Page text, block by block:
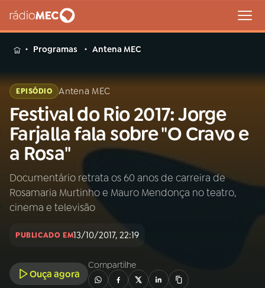
MENU
Buscar
na
Rádio
MEC
Buscar
Início AO VIVO
Programas Antena MEC
EPISÓDIO Antena MEC
Festival do Rio 2017: Jorge
Farjalla fala sobre "O Cravo e
a Rosa"
Documentário retrata os 60 anos de carreira de
Rosamaria Murtinho e Mauro Mendonça no teatro,
cinema e televisão
PUBLICADO EM13/10/2017, 22:19
Ouça agora
Compartilhe